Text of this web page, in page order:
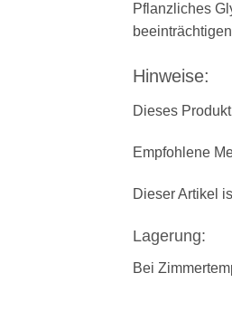
Pflanzliches
Hinweise:
Dieses
Empfohlene
Dieser Artikel
Lagerung:
Bei